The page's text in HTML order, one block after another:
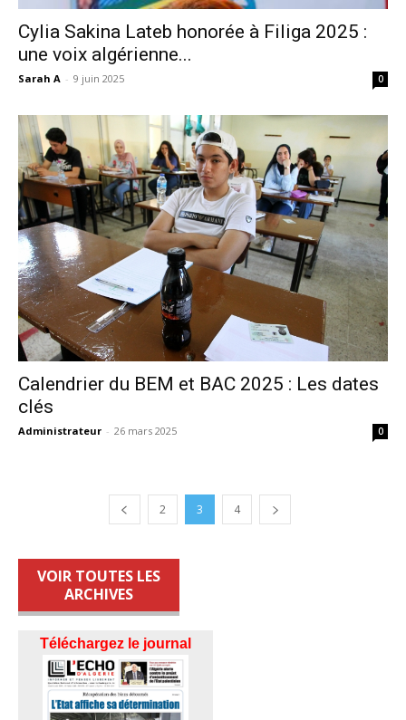
Cylia Sakina Lateb honorée à Filiga 2025 :
une voix algérienne...
Sarah A - 9 juin 2025 0
Calendrier du BEM et BAC 2025 : Les dates
clés
Administrateur - 26 mars 2025 0
2 3 4
VOIR TOUTES LES
ARCHIVES